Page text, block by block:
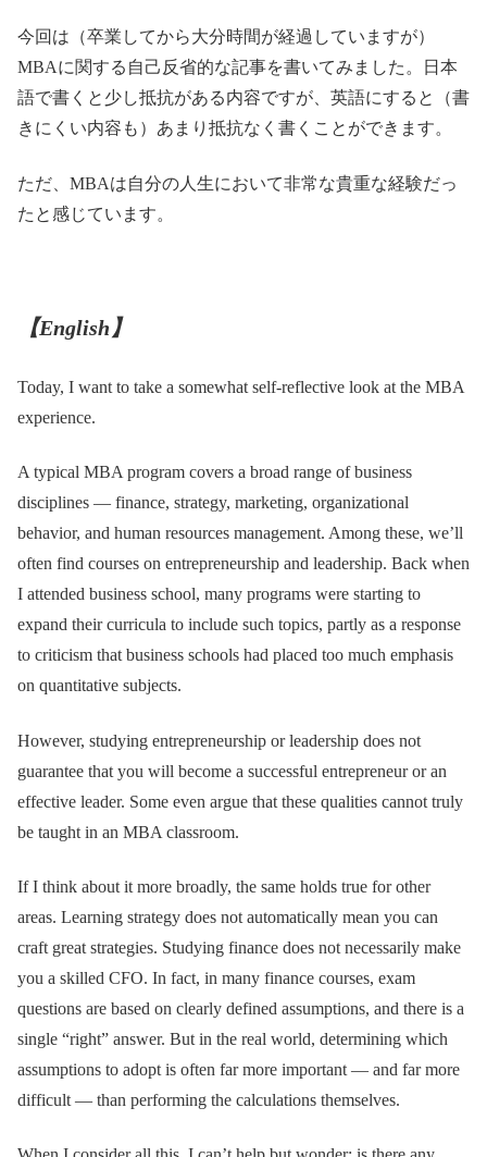
今回は（卒業してから大分時間が経過していますが）
MBAに関する自己反省的な記事を書いてみました。日本
語で書くと少し抵抗がある内容ですが、英語にすると（書
きにくい内容も）あまり抵抗なく書くことができます。
ただ、MBAは自分の人生において非常な貴重な経験だっ
たと感じています。
【English】
Today, I want to take a somewhat self-reflective look at the MBA
experience.
A typical MBA program covers a broad range of business
disciplines — finance, strategy, marketing, organizational
behavior, and human resources management. Among these, we’ll
often find courses on entrepreneurship and leadership. Back when
I attended business school, many programs were starting to
expand their curricula to include such topics, partly as a response
to criticism that business schools had placed too much emphasis
on quantitative subjects.
However, studying entrepreneurship or leadership does not
guarantee that you will become a successful entrepreneur or an
effective leader. Some even argue that these qualities cannot truly
be taught in an MBA classroom.
If I think about it more broadly, the same holds true for other
areas. Learning strategy does not automatically mean you can
craft great strategies. Studying finance does not necessarily make
you a skilled CFO. In fact, in many finance courses, exam
questions are based on clearly defined assumptions, and there is a
single “right” answer. But in the real world, determining which
assumptions to adopt is often far more important — and far more
difficult — than performing the calculations themselves.